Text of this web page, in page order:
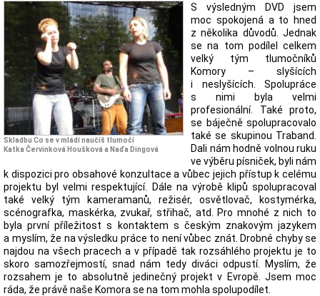
Skladbu Co se v mládí naučíš tlumočí
Katka Červinková Houšková a Naďa Dingová
S výsledným DVD jsem
moc spokojená a to hned
z několika důvodů. Jednak
se na tom podílel celkem
velký tým tlumočníků
Komory – slyšících
i neslyšících. Spolupráce
s nimi byla velmi
profesionální. Také proto,
se báječně spolupracovalo
také se skupinou Traband.
Dali nám hodně volnou ruku
ve výběru písniček, byli nám
k dispozici pro obsahové konzultace a vůbec jejich přístup k celému
projektu byl velmi respektující. Dále na výrobě klipů spolupracoval
také velký tým kameramanů, režisér, osvětlovač, kostymérka,
scénografka, maskérka, zvukař, střihač, atd. Pro mnohé z nich to
byla první příležitost s kontaktem s českým znakovým jazykem
a myslím, že na výsledku práce to není vůbec znát. Drobné chyby se
najdou na všech pracech a v případě tak rozsáhlého projektu je to
skoro samozřejmostí, snad nám tedy diváci odpustí. Myslím, že
rozsahem je to absolutně jedinečný projekt v Evropě. Jsem moc
ráda, že právě naše Komora se na tom mohla spolupodílet.